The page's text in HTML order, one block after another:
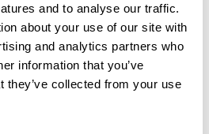
and to analyse our traffic.
about your use of our site with
and analytics partners who
information that you’ve
they’ve collected from your use
una recensione